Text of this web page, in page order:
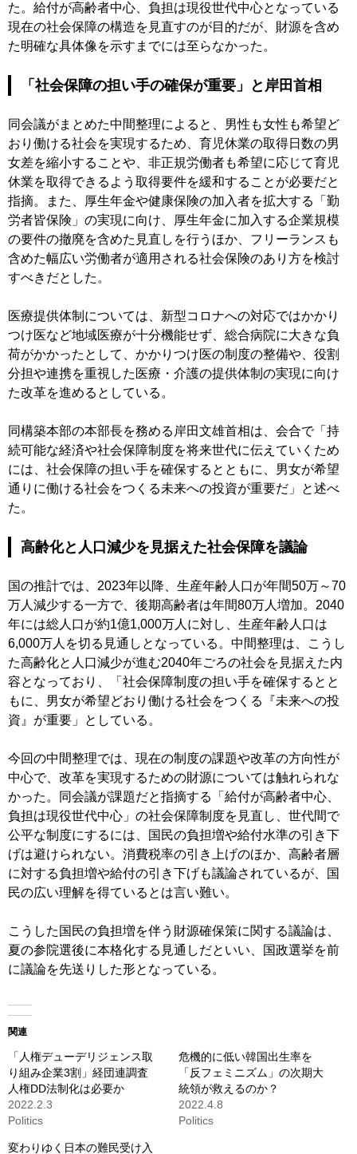
た。給付が高齢者中心、負担は現役世代中心となっている
現在の社会保障の構造を見直すのが目的だが、財源を含め
た明確な具体像を示すまでには至らなかった。
「社会保障の担い手の確保が重要」と岸田首相
同会議がまとめた中間整理によると、男性も女性も希望ど
おり働ける社会を実現するため、育児休業の取得日数の男
女差を縮小することや、非正規労働者も希望に応じて育児
休業を取得できるよう取得要件を緩和することが必要だと
指摘。また、厚生年金や健康保険の加入者を拡大する「勤
労者皆保険」の実現に向け、厚生年金に加入する企業規模
の要件の撤廃を含めた見直しを行うほか、フリーランスも
含めた幅広い労働者が適用される社会保険のあり方を検討
すべきだとした。
医療提供体制については、新型コロナへの対応ではかかり
つけ医など地域医療が十分機能せず、総合病院に大きな負
荷がかかったとして、かかりつけ医の制度の整備や、役割
分担や連携を重視した医療・介護の提供体制の実現に向け
た改革を進めるとしている。
同構築本部の本部長を務める岸田文雄首相は、会合で「持
続可能な経済や社会保障制度を将来世代に伝えていくため
には、社会保障の担い手を確保するとともに、男女が希望
通りに働ける社会をつくる未来への投資が重要だ」と述べ
た。
高齢化と人口減少を見据えた社会保障を議論
国の推計では、2023年以降、生産年齢人口が年間50万～70
万人減少する一方で、後期高齢者は年間80万人増加。2040
年には総人口が約1億1,000万人に対し、生産年齢人口は
6,000万人を切る見通しとなっている。中間整理は、こうし
た高齢化と人口減少が進む2040年ごろの社会を見据えた内
容となっており、「社会保障制度の担い手を確保するとと
もに、男女が希望どおり働ける社会をつくる『未来への投
資』が重要」としている。
今回の中間整理では、現在の制度の課題や改革の方向性が
中心で、改革を実現するための財源については触れられな
かった。同会議が課題だと指摘する「給付が高齢者中心、
負担は現役世代中心」の社会保障制度を見直し、世代間で
公平な制度にするには、国民の負担増や給付水準の引き下
げは避けられない。消費税率の引き上げのほか、高齢者層
に対する負担増や給付の引き下げも議論されているが、国
民の広い理解を得ているとは言い難い。
こうした国民の負担増を伴う財源確保策に関する議論は、
夏の参院選後に本格化する見通しだといい、国政選挙を前
に議論を先送りした形となっている。
関連
「人権デューデリジェンス取
り組み企業3割」経団連調査
人権DD法制化は必要か
2022.2.3
Politics
危機的に低い韓国出生率を
「反フェミニズム」の次期大
統領が救えるのか？
2022.4.8
Politics
変わりゆく日本の難民受け入